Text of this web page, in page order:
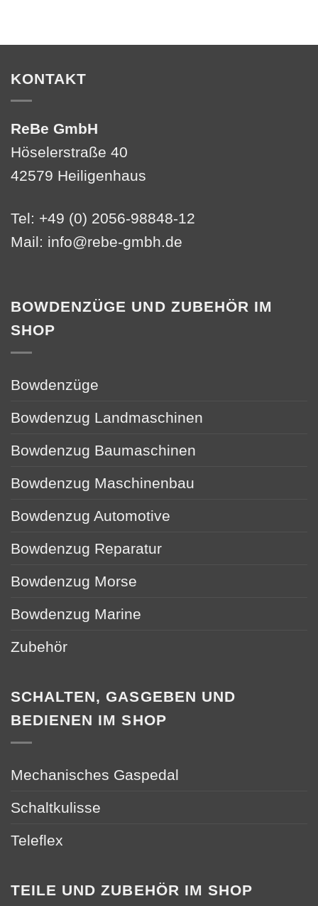
KONTAKT
ReBe GmbH
Höselerstraße 40
42579 Heiligenhaus
Tel: +49 (0) 2056-98848-12
Mail: info@rebe-gmbh.de
BOWDENZÜGE UND ZUBEHÖR IM
SHOP
Bowdenzüge
Bowdenzug Landmaschinen
Bowdenzug Baumaschinen
Bowdenzug Maschinenbau
Bowdenzug Automotive
Bowdenzug Reparatur
Bowdenzug Morse
Bowdenzug Marine
Zubehör
SCHALTEN, GASGEBEN UND
BEDIENEN IM SHOP
Mechanisches Gaspedal
Schaltkulisse
Teleflex
TEILE UND ZUBEHÖR IM SHOP